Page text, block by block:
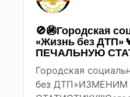
🚫🚳Городская
«Жизнь без
ПЕЧАЛЬНУЮ
Городская
без